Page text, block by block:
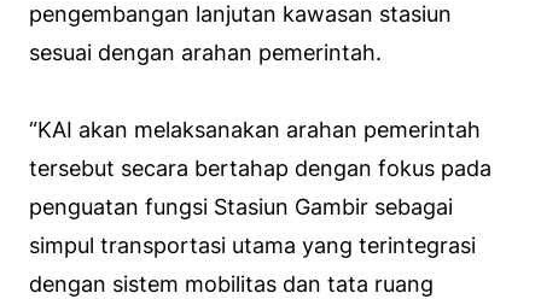
pengembangan lanjutan kawasan stasiun
sesuai dengan arahan pemerintah.
“KAI akan melaksanakan arahan pemerintah
tersebut secara bertahap dengan fokus pada
penguatan fungsi Stasiun Gambir sebagai
simpul transportasi utama yang terintegrasi
dengan sistem mobilitas dan tata ruang